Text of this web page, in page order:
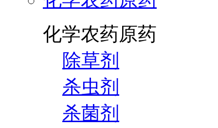
化学农药原药
除草剂
杀虫剂
杀菌剂